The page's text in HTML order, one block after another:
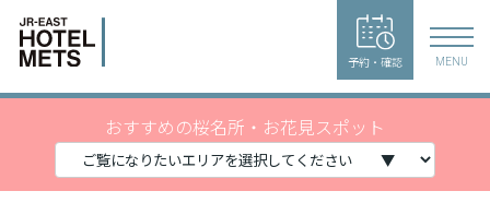
予約・確認 MENU
おすすめの桜名所・お花見スポット